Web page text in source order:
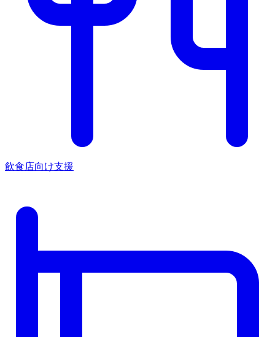
飲食店向け支援